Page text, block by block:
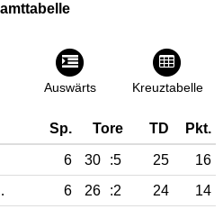
Auswärts Kreuztabelle
Sp. Tore TD Pkt.
6 30 :5 25
16
6 26 :2 24
14